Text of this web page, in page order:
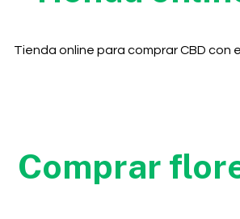
Tienda online para comprar CBD con
Comprar